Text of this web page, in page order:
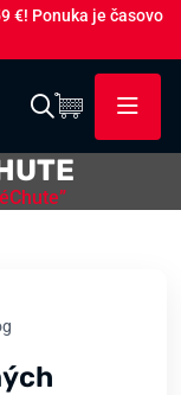
€! Ponuka je časovo